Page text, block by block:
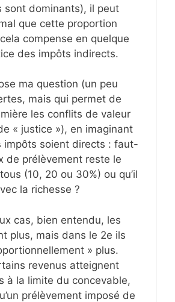
sont dominants), il peut
que cette proportion
compense en quelque
des impôts indirects.
ma question (un peu
mais qui permet de
les conflits de valeur
« justice »), en imaginant
impôts soient directs : faut-
de prélèvement reste le
(10, 20 ou 30%) ou qu’il
la richesse ?
cas, bien entendu, les
plus, mais dans le 2e ils
» plus.
revenus atteignent
à la limite du concevable,
prélèvement imposé de